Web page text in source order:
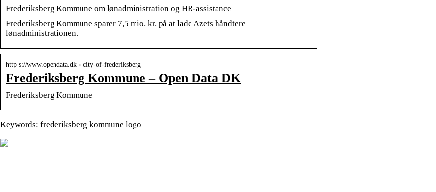
Frederiksberg Kommune om lønadministration og HR-assistance
Frederiksberg Kommune sparer 7,5 mio. kr. på at lade Azets håndtere
lønadministrationen.
http s://www.opendata.dk › city-of-frederiksberg
Frederiksberg Kommune – Open Data DK
Frederiksberg Kommune
Keywords: frederiksberg kommune logo